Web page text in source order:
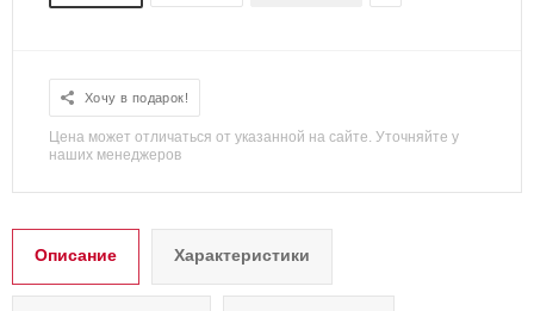
Хочу в подарок!
Цена может отличаться от указанной на сайте. Уточняйте у
наших менеджеров
Описание Характеристики